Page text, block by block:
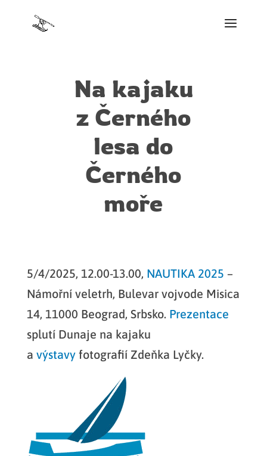
Na kajaku
z Černého
lesa do
Černého
moře
5/4/2025, 12.00-13.00, NAUTIKA 2025 –
Námořní veletrh, Bulevar vojvode Misica
14, 11000 Beograd, Srbsko. Prezentace
splutí Dunaje na kajaku
a výstavy fotografií Zdeňka Lyčky.